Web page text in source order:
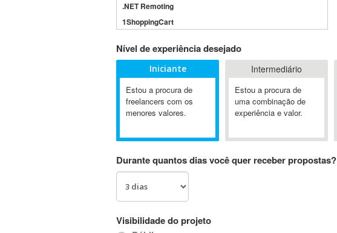
.NET Remoting
1ShoppingCart
3GSM
4D Dimension
802.11
A&P
A-GPS
Ab Initio
ABIS
Nível de experiência desejado
Iniciante
Estou a procura de
freelancers com os
menores valores.
Intermediário
Estou a procura de
uma combinação de
experiência e valor.
Durante quantos dias você quer receber propostas?
Visibilidade do projeto